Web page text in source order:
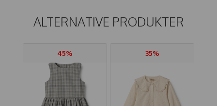
ALTERNATIVE PRODUKTER
45% 35%